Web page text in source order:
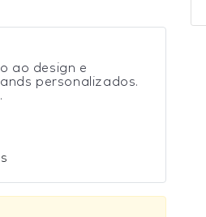
ao design e
personalizados.